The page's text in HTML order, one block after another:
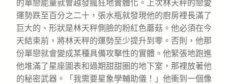
的單戀能量就會越發瘋狂地實體化。上次林天秤的戀愛
運勢跌至百分之二十，張水瓶就發現他的廚房裡長滿了
巨大的、形狀是林天秤側臉的粉紅色蘑菇。他必須在今
天結束前，將林天秤的運勢至少提升到零。否則，他那
份單戀就會變成某種具備攻擊性的實體。他緊張地跑進
他堆滿了星座圖表和過期甜甜圈的地下室，那裡放著他
的秘密武器。「我需要星象學輔助儀！」他衝到一個像